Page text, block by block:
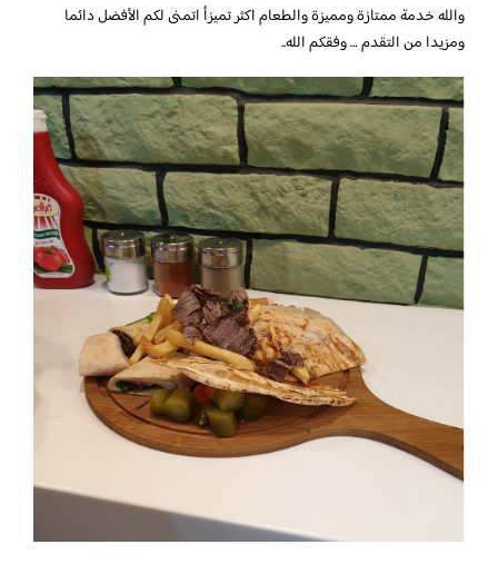
والله خدمة ممتازة ومميزة والطعام اكثر تميزأ اتمنى لكم الأفضل دائما
ومزيدا من التقدم … وفقكم الله..